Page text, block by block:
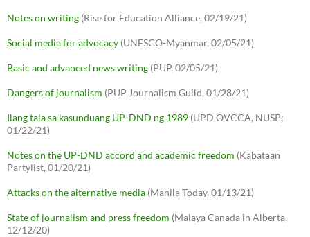
Notes on writing (Rise for Education Alliance, 02/19/21)
Social media for advocacy (UNESCO-Myanmar, 02/05/21)
Basic and advanced news writing (PUP, 02/05/21)
Dangers of journalism (PUP Journalism Guild, 01/28/21)
Ilang tala sa kasunduang UP-DND ng 1989 (UPD OVCCA, NUSP;
01/22/21)
Notes on the UP-DND accord and academic freedom (Kabataan
Partylist, 01/20/21)
Attacks on the alternative media (Manila Today, 01/13/21)
State of journalism and press freedom (Malaya Canada in Alberta,
12/12/20)